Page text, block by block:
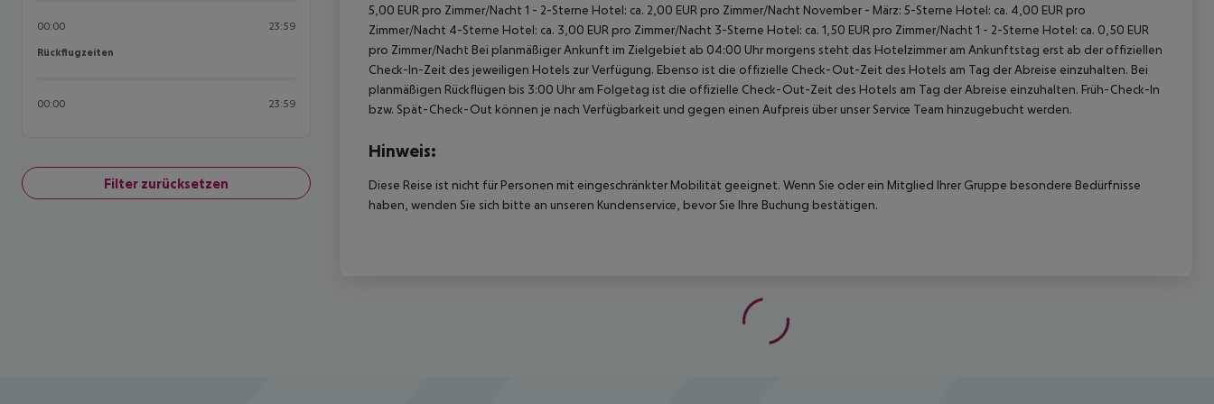
00:00 23:59
Rückflugzeiten
Rückflugzeiten
00:00 23:59
Filter zurücksetzen
5,00 EUR pro Zimmer/Nacht 1 - 2-Sterne Hotel: ca. 2,00 EUR pro Zimmer/Nacht November - März: 5-Sterne Hotel: ca. 4,00 EUR pro
Zimmer/Nacht 4-Sterne Hotel: ca. 3,00 EUR pro Zimmer/Nacht 3-Sterne Hotel: ca. 1,50 EUR pro Zimmer/Nacht 1 - 2-Sterne Hotel: ca. 0,50 EUR
pro Zimmer/Nacht Bei planmäßiger Ankunft im Zielgebiet ab 04:00 Uhr morgens steht das Hotelzimmer am Ankunftstag erst ab der offiziellen
Check-In-Zeit des jeweiligen Hotels zur Verfügung. Ebenso ist die offizielle Check-Out-Zeit des Hotels am Tag der Abreise einzuhalten. Bei
planmäßigen Rückflügen bis 3:00 Uhr am Folgetag ist die offizielle Check-Out-Zeit des Hotels am Tag der Abreise einzuhalten. Früh-Check-In
bzw. Spät-Check-Out können je nach Verfügbarkeit und gegen einen Aufpreis über unser Service Team hinzugebucht werden.
Hinweis:
Diese Reise ist nicht für Personen mit eingeschränkter Mobilität geeignet. Wenn Sie oder ein Mitglied Ihrer Gruppe besondere Bedürfnisse
haben, wenden Sie sich bitte an unseren Kundenservice, bevor Sie Ihre Buchung bestätigen.